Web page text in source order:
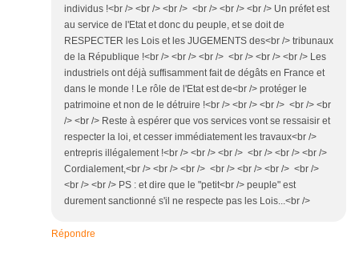
individus !<br /> <br /> <br /> <br /> <br /> <br /> Un préfet est
au service de l'Etat et donc du peuple, et se doit de
RESPECTER les Lois et les JUGEMENTS des<br /> tribunaux
de la République !<br /> <br /> <br /> <br /> <br /> <br /> Les
industriels ont déjà suffisamment fait de dégâts en France et
dans le monde ! Le rôle de l'Etat est de<br /> protéger le
patrimoine et non de le détruire !<br /> <br /> <br /> <br /> <br
/> <br /> Reste à espérer que vos services vont se ressaisir et
respecter la loi, et cesser immédiatement les travaux<br />
entrepris illégalement !<br /> <br /> <br /> <br /> <br /> <br />
Cordialement,<br /> <br /> <br /> <br /> <br /> <br /> <br />
<br /> <br /> PS : et dire que le "petit<br /> peuple" est
durement sanctionné s'il ne respecte pas les Lois...<br />
Répondre